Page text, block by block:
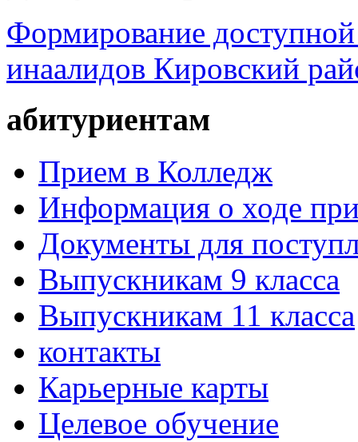
Формирование доступной
инаалидов Кировский
абитуриентам
Прием в Колледж
Информация о ходе
Документы для
Выпускникам 9 класса
Выпускникам 11 класса
контакты
Карьерные карты
Целевое обучение